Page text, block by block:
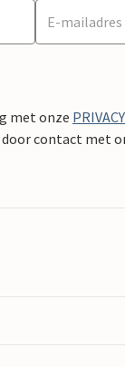
met onze
contact met